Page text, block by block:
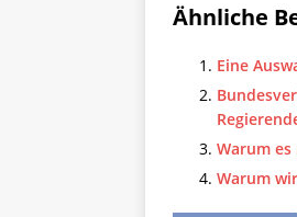
Ähnliche
Eine
Warum
Warum